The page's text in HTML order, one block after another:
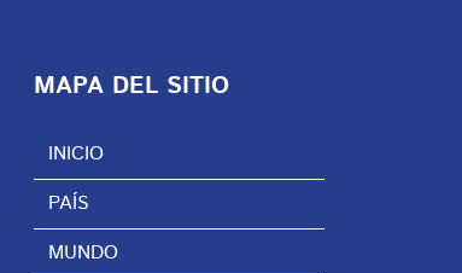
MAPA DEL SITIO
INICIO
PAÍS
MUNDO